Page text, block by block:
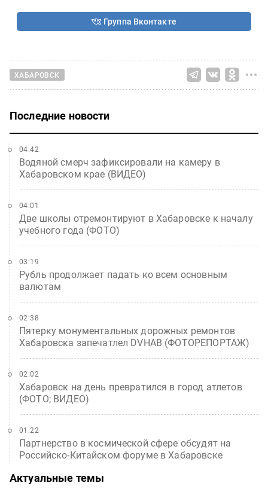
Группа Вконтакте
ХАБАРОВСК
Последние новости
Водяной смерч зафиксировали на камеру в
Хабаровском крае (ВИДЕО)
04:42
Две школы отремонтируют в Хабаровске к началу
учебного года (ФОТО)
04:01
Рубль продолжает падать ко всем основным
валютам
03:19
Пятерку монументальных дорожных ремонтов
Хабаровска запечатлел DVHAB (ФОТОРЕПОРТАЖ)
02:38
Хабаровск на день превратился в город атлетов
(ФОТО; ВИДЕО)
02:02
Партнерство в космической сфере обсудят на
Российско-Китайском форуме в Хабаровске
01:22
Актуальные темы